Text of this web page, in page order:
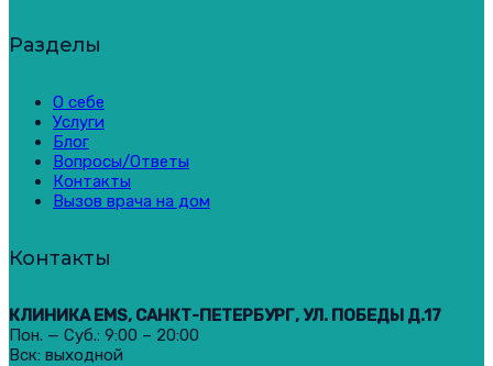
Разделы
О себе
Услуги
Блог
Вопросы/Ответы
Контакты
Вызов врача на дом
Контакты
КЛИНИКА EMS, САНКТ-ПЕТЕРБУРГ, УЛ. ПОБЕДЫ Д.17
Пон. — Суб.: 9:00 – 20:00
Вск: выходной